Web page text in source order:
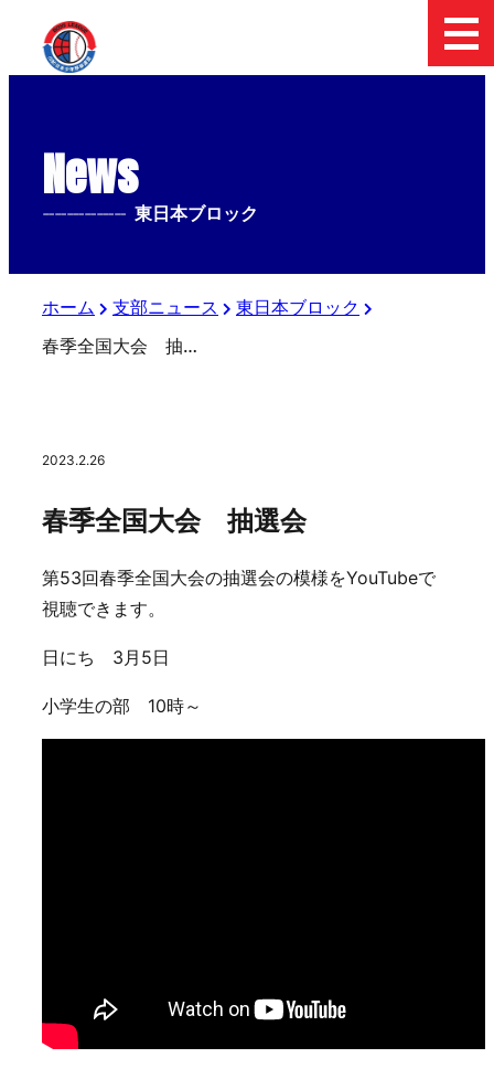
News
-------------- 東日本ブロック
ホーム 支部ニュース
東日本ブロック
春季全国大会 抽選会
2023.2.26
春季全国大会 抽選会
第53回春季全国大会の抽選会の模様をYouTubeで
視聴できます。
日にち 3月5日
小学生の部 10時～